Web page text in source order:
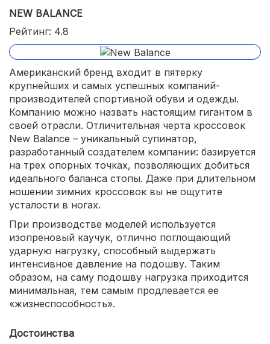
NEW BALANCE
Рейтинг: 4.8
Американский бренд входит в пятерку
крупнейших и самых успешных компаний-
производителей спортивной обуви и одежды.
Компанию можно назвать настоящим гигантом в
своей отрасли. Отличительная черта кроссовок
New Balance – уникальный супинатор,
разработанный создателем компании: базируется
на трех опорных точках, позволяющих добиться
идеального баланса стопы. Даже при длительном
ношении зимних кроссовок вы не ощутите
усталости в ногах.
При производстве моделей используется
изопреновый каучук, отлично поглощающий
ударную нагрузку, способный выдержать
интенсивное давление на подошву. Таким
образом, на саму подошву нагрузка приходится
минимальная, тем самым продлевается ее
«жизнеспособность».
Достоинства